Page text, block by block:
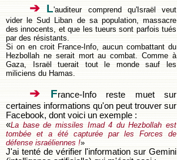
➔ L'auditeur comprend qu'Israël veut
vider le Sud Liban de sa population, massacre
des innocents, et que les tueurs sont parfois tués
par des résistants.
Si on en croit France-Info, aucun combattant du
Hezbollah ne serait mort au combat. Comme à
Gaza, Israël tuerait tout le monde sauf les
miliciens du Hamas.
➔ France-Info reste muet sur
certaines informations qu'on peut trouver sur
Facebook, dont voici un exemple :
«La base de missiles Imad 4 du Hezbollah est
tombée et a été capturée par les Forces de
défense israéliennes !»
J'ai tenté de vérifier l'information sur Gemini